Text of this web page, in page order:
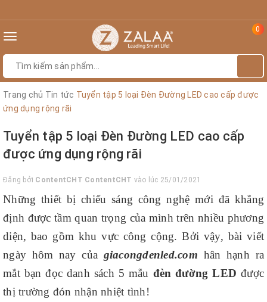
Toggle
0
Trang chủ Tin tức Tuyển tập 5 loại Đèn Đường LED cao cấp được
ứng dụng rộng rãi
Tuyển tập 5 loại Đèn Đường LED cao cấp
được ứng dụng rộng rãi
Đăng bởi ContentCHT ContentCHT vào lúc 25/01/2021
Những thiết bị chiếu sáng công nghệ mới đã khẳng
định được tầm quan trọng của mình trên nhiều phương
diện, bao gồm khu vực công cộng. Bởi vậy, bài viết
ngày hôm nay của giacongdenled.com hân hạnh ra
mắt bạn đọc danh sách 5 mẫu đèn đường LED được
thị trường đón nhận nhiệt tình!